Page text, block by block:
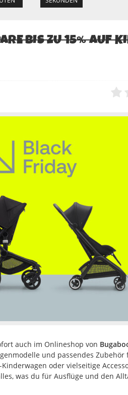
BIS ZU 15% AUF
auch im Onlineshop von
und passendes
oder vielseitige
was du für Ausflüge und den